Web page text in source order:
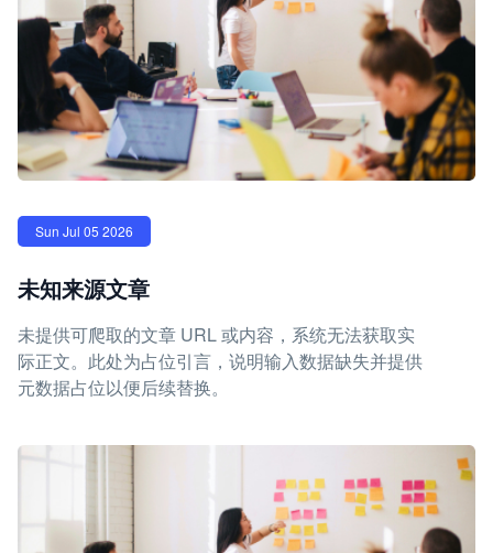
Sun Jul 05 2026
未知来源文章
未提供可爬取的文章 URL 或内容，系统无法获取实
际正文。此处为占位引言，说明输入数据缺失并提供
元数据占位以便后续替换。